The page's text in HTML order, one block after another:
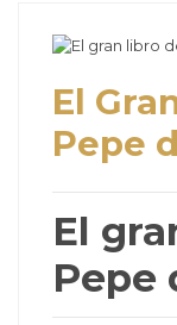
El
Pepe
El
Pepe